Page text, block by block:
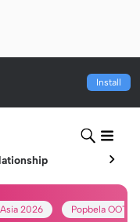
Install
2026 Popbela OOTD